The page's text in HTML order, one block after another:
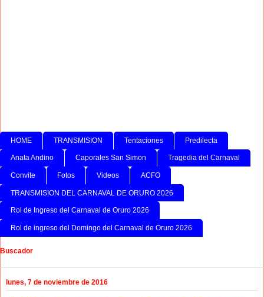
HOME TRANSMISION Tentaciones Predilecta
Anata Andino Caporales San Simon Tragedia del Carnaval
Convite Fotos Videos ACFO
TRANSMISION DEL CARNAVAL DE ORURO 2026
Rol de Ingreso del Carnaval de Oruro 2026
Rol de ingreso del Domingo del Carnaval de Oruro 2026
Buscador
lunes, 7 de noviembre de 2016